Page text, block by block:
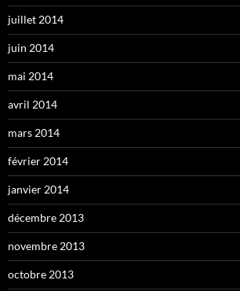
juillet 2014
juin 2014
mai 2014
avril 2014
mars 2014
février 2014
janvier 2014
décembre 2013
novembre 2013
octobre 2013